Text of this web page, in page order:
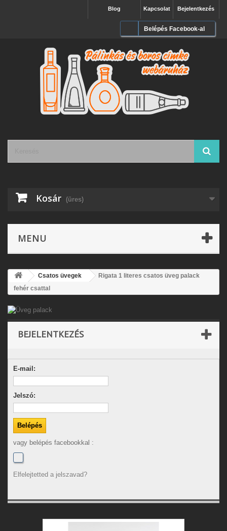
Bejelentkezés
Kapcsolat
Blog
Belépés Facebook-al
Kosár (üres)
MENU
Csatos üvegek
Rigata 1 literes csatos üveg palack
fehér csattal
BEJELENTKEZÉS
E-mail:
Jelszó:
vagy belépés facebookkal :
Elfelejtetted a jelszavad?